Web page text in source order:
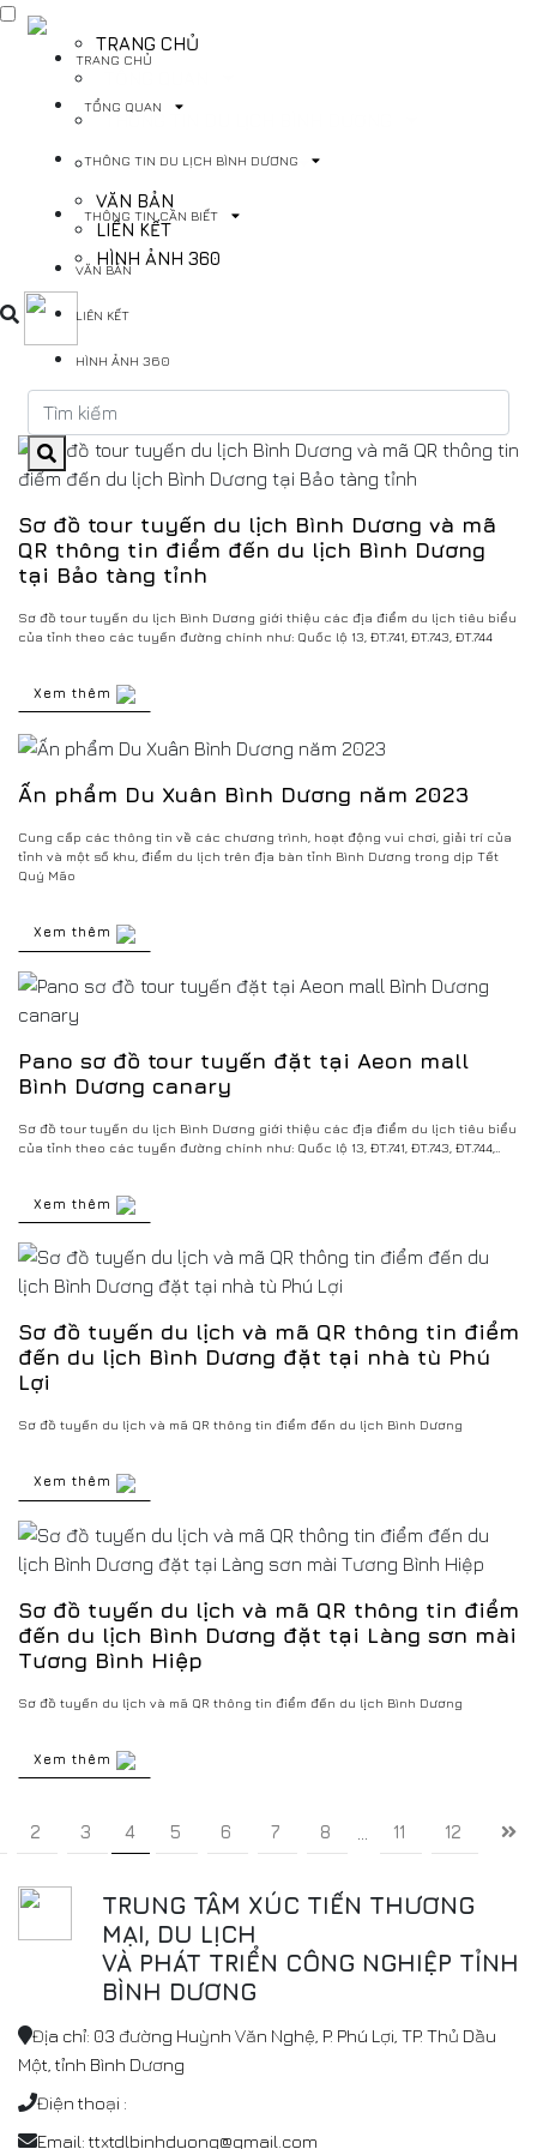
TRANG CHỦ
THÔNG TIN CẦN BIẾT
VĂN BẢN
LIÊN KẾT
HÌNH ẢNH 360
TRANG CHỦ
TỔNG QUAN
THÔNG TIN DU LỊCH BÌNH DƯƠNG
THÔNG TIN CẦN BIẾT
VĂN BẢN
LIÊN KẾT
HÌNH ẢNH 360
Sơ đồ tour tuyến du lịch Bình Dương và mã
QR thông tin điểm đến du lịch Bình Dương
tại Bảo tàng tỉnh
Sơ đồ tour tuyến du lịch Bình Dương giới thiệu các địa điểm du lịch tiêu biểu
của tỉnh theo các tuyến đường chính như: Quốc lộ 13, ĐT.741, ĐT.743, ĐT.744
Xem thêm
Ấn phẩm Du Xuân Bình Dương năm 2023
Cung cấp các thông tin về các chương trình, hoạt động vui chơi, giải trí của
tỉnh và một số khu, điểm du lịch trên địa bàn tỉnh Bình Dương trong dịp Tết
Quý Mão
Xem thêm
Pano sơ đồ tour tuyến đặt tại Aeon mall
Bình Dương canary
Sơ đồ tour tuyến du lịch Bình Dương giới thiệu các địa điểm du lịch tiêu biểu
của tỉnh theo các tuyến đường chính như: Quốc lộ 13, ĐT.741, ĐT.743, ĐT.744,..
Xem thêm
Sơ đồ tuyến du lịch và mã QR thông tin điểm
đến du lịch Bình Dương đặt tại nhà tù Phú
Lợi
Sơ đồ tuyến du lịch và mã QR thông tin điểm đến du lịch Bình Dương
Xem thêm
Sơ đồ tuyến du lịch và mã QR thông tin điểm
đến du lịch Bình Dương đặt tại Làng sơn mài
Tương Bình Hiệp
Sơ đồ tuyến du lịch và mã QR thông tin điểm đến du lịch Bình Dương
Xem thêm
2 3 4 5 6 7 8 11 12
TRUNG TÂM XÚC TIẾN THƯƠNG
MẠI, DU LỊCH
VÀ PHÁT TRIỂN CÔNG NGHIỆP TỈNH
BÌNH DƯƠNG
Địa chỉ: 03 đường Huỳnh Văn Nghệ, P. Phú Lợi, TP. Thủ Dầu
Một, tỉnh Bình Dương
Điện thoại :
Email: ttxtdlbinhduong@gmail.com